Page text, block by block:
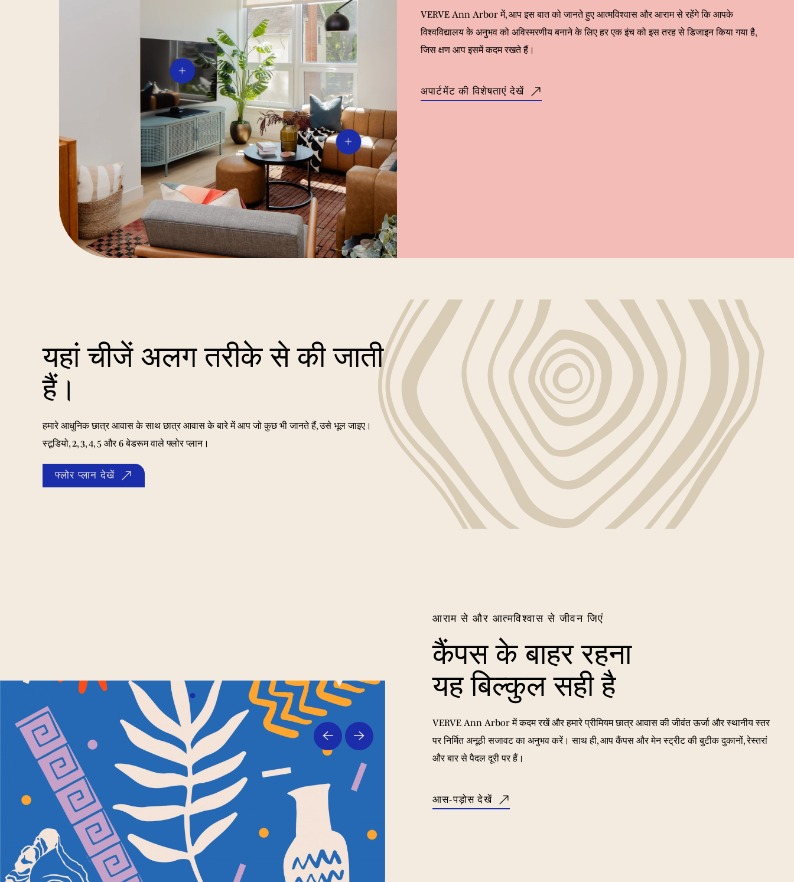
VERVE Ann Arbor में, आप इस बात को जानते हुए आत्मविश्वास और आराम से रहेंगे कि आपके
विश्वविद्यालय के अनुभव को अविस्मरणीय बनाने के लिए हर एक इंच को इस तरह से डिजाइन किया गया है,
जिस क्षण आप इसमें कदम रखते हैं।
अपार्टमेंट की विशेषताएं देखें
यहां चीजें अलग तरीके से की जाती
हैं।
हमारे आधुनिक छात्र आवास के साथ छात्र आवास के बारे में आप जो कुछ भी जानते हैं, उसे भूल जाइए।
स्टूडियो, 2, 3, 4, 5 और 6 बेडरूम वाले फ्लोर प्लान।
फ्लोर प्लान देखें
आराम से और आत्मविश्वास से जीवन जिएं
कैंपस के बाहर रहना
यह बिल्कुल सही है
VERVE Ann Arbor में कदम रखें और हमारे प्रीमियम छात्र आवास की जीवंत ऊर्जा और स्थानीय स्तर
पर निर्मित अनूठी सजावट का अनुभव करें। साथ ही, आप कैंपस और मेन स्ट्रीट की बुटीक दुकानों, रेस्तरां
और बार से पैदल दूरी पर हैं।
आस-पड़ोस देखें